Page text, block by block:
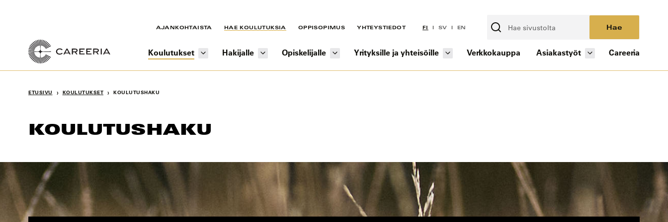
AJANKOHTAISTA HAE KOULUTUKSIA OPPISOPIMUS YHTEYSTIEDOT FI SV EN Hae
Koulutukset Hakijalle Opiskelijalle Yrityksille ja yhteisöille Verkkokauppa Asiakastyöt Careeria
ETUSIVU › KOULUTUKSET › KOULUTUSHAKU
KOULUTUSHAKU